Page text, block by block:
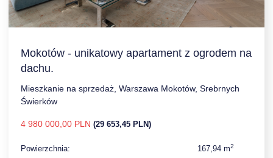
Mokotów - unikatowy apartament z ogrodem na
dachu.
Mieszkanie na sprzedaż, Warszawa Mokotów, Srebrnych
Świerków
4 980 000,00 PLN (29 653,45 PLN)
Powierzchnia: 167,94 m2